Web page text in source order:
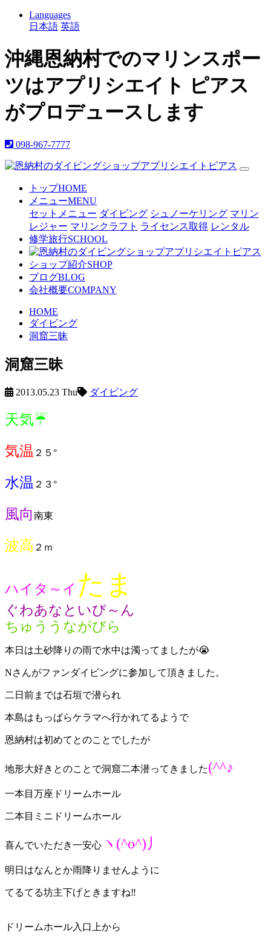
Languages
日本語 英語
沖縄恩納村でのマリンスポー
ツはアプリシエイト ピアス
がプロデュースします
098-967-7777
トップHOME
メニューMENU
セットメニュー ダイビング シュノーケリング マリン
レジャー マリンクラフト ライセンス取得 レンタル
修学旅行SCHOOL
ショップ紹介SHOP
ブログBLOG
会社概要COMPANY
HOME
ダイビング
洞窟三昧
洞窟三昧
2013.05.23 Thu ダイビング
天気☔️
気温 ２５°
水温 ２３°
風向南東
波高 ２ｍ
ハイタ～イ たま
ぐわあなといび～ん
ちゅううながびら
本日は土砂降りの雨で水中は濁ってましたが😭
Nさんがファンダイビングに参加して頂きました。
二日前までは石垣で潜られ
本島はもっぱらケラマへ行かれてるようで
恩納村は初めてとのことでしたが
地形大好きとのことで洞窟二本潜ってきました(^^♪
一本目万座ドリームホール
二本目ミニドリームホール
喜んでいただき一安心 ヽ(^o^)丿
明日はなんとか雨降りませんように
てるてる坊主下げときますね‼️
ドリームホール入口上から